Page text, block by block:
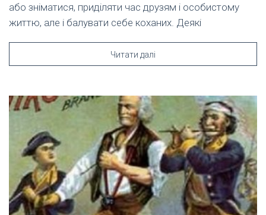
або зніматися, приділяти час друзям і особистому
життю, але і балувати себе коханих. Деякі
Читати далі